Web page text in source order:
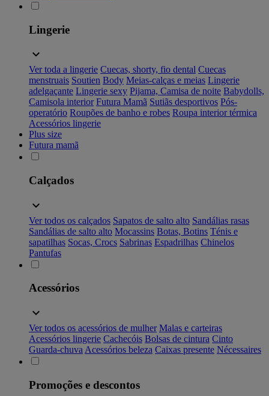
Lingerie
Ver toda a lingerie Cuecas, shorty, fio dental Cuecas
menstruais Soutien Body Meias-calças e meias Lingerie
adelgaçante Lingerie sexy Pijama, Camisa de noite Babydolls,
Camisola interior Futura Mamã Sutiãs desportivos Pós-
operatório Roupões de banho e robes Roupa interior térmica
Acessórios lingerie
Plus size
Futura mamã
Calçados
Ver todos os calçados Sapatos de salto alto Sandálias rasas
Sandálias de salto alto Mocassins Botas, Botins Ténis e
sapatilhas Socas, Crocs Sabrinas Espadrilhas Chinelos
Pantufas
Acessórios
Ver todos os acessórios de mulher Malas e carteiras
Acessórios lingerie Cachecóis Bolsas de cintura Cinto
Guarda-chuva Acessórios beleza Caixas presente Nécessaires
Promoções e descontos